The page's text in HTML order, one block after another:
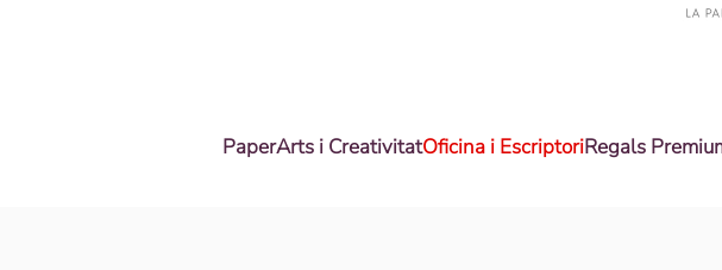
PaperArts i CreativitatOficina i EscriptoriRegals